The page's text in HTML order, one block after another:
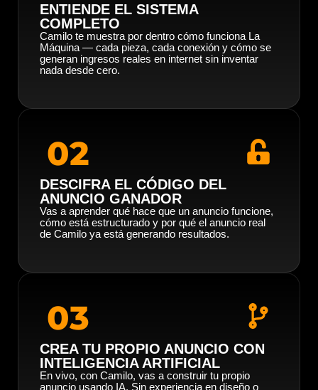
ENTIENDE EL SISTEMA
COMPLETO
Camilo te muestra por dentro cómo funciona La
Máquina — cada pieza, cada conexión y cómo se
generan ingresos reales en internet sin inventar
nada desde cero.
02
DESCIFRA EL CÓDIGO DEL
ANUNCIO GANADOR
Vas a aprender qué hace que un anuncio funcione,
cómo está estructurado y por qué el anuncio real
de Camilo ya está generando resultados.
03
CREA TU PROPIO ANUNCIO CON
INTELIGENCIA ARTIFICIAL
En vivo, con Camilo, vas a construir tu propio
anuncio usando IA. Sin experiencia en diseño o